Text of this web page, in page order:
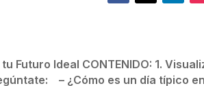
Ideal CONTENIDO: 1.
– ¿Cómo es un día típico